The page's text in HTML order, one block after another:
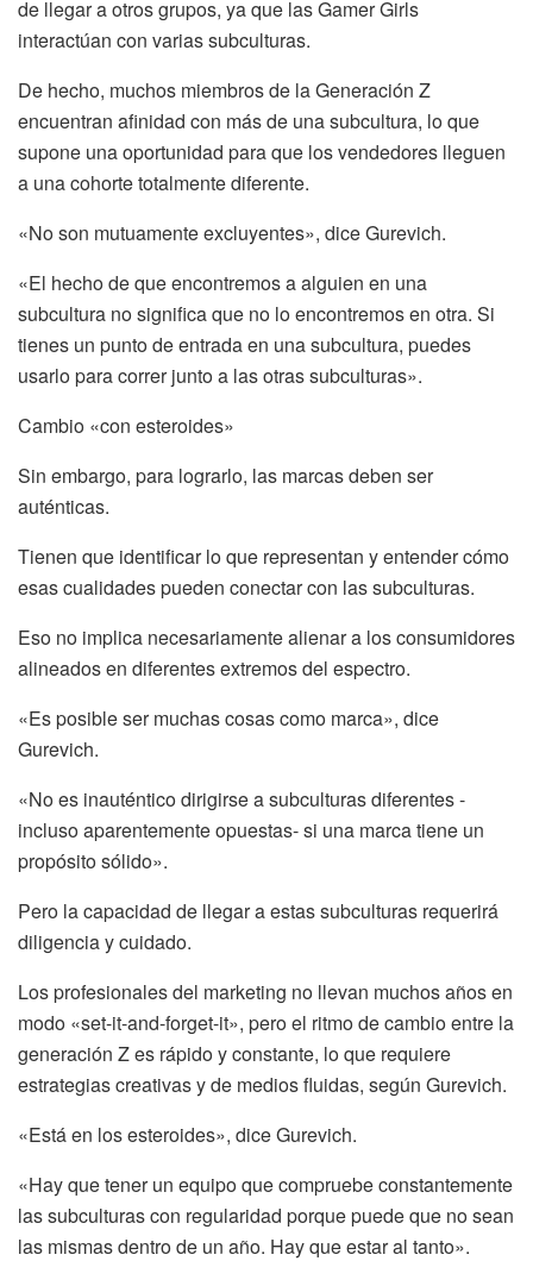
de llegar a otros grupos, ya que las Gamer Girls
interactúan con varias subculturas.
De hecho, muchos miembros de la Generación Z
encuentran afinidad con más de una subcultura, lo que
supone una oportunidad para que los vendedores lleguen
a una cohorte totalmente diferente.
«No son mutuamente excluyentes», dice Gurevich.
«El hecho de que encontremos a alguien en una
subcultura no significa que no lo encontremos en otra. Si
tienes un punto de entrada en una subcultura, puedes
usarlo para correr junto a las otras subculturas».
Cambio «con esteroides»
Sin embargo, para lograrlo, las marcas deben ser
auténticas.
Tienen que identificar lo que representan y entender cómo
esas cualidades pueden conectar con las subculturas.
Eso no implica necesariamente alienar a los consumidores
alineados en diferentes extremos del espectro.
«Es posible ser muchas cosas como marca», dice
Gurevich.
«No es inauténtico dirigirse a subculturas diferentes -
incluso aparentemente opuestas- si una marca tiene un
propósito sólido».
Pero la capacidad de llegar a estas subculturas requerirá
diligencia y cuidado.
Los profesionales del marketing no llevan muchos años en
modo «set-it-and-forget-it», pero el ritmo de cambio entre la
generación Z es rápido y constante, lo que requiere
estrategias creativas y de medios fluidas, según Gurevich.
«Está en los esteroides», dice Gurevich.
«Hay que tener un equipo que compruebe constantemente
las subculturas con regularidad porque puede que no sean
las mismas dentro de un año. Hay que estar al tanto».